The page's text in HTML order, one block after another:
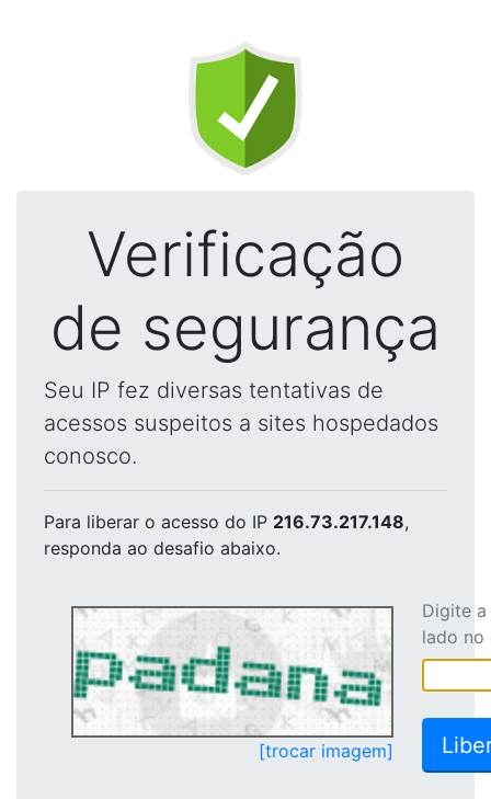
Verificação
de segurança
Seu IP fez diversas tentativas de
acessos suspeitos a sites hospedados
conosco.
Para liberar o acesso do IP 216.73.217.148,
responda ao desafio abaixo.
[trocar imagem]
Digite
lado no